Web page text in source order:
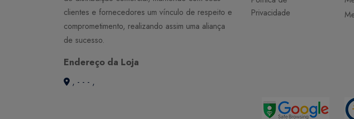
clientes e fornecedores um vínculo de respeito e
comprometimento, realizando assim uma aliança
de sucesso.
Endereço da Loja
, - - - ,
Privacidade